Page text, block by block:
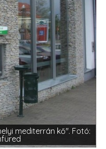
mediterrán kő". Fotó: